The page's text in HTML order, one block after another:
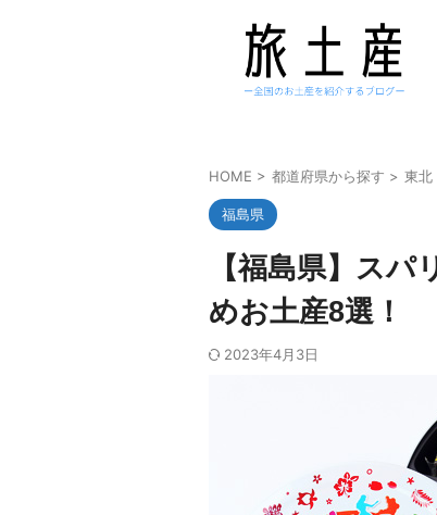
HOME > 都道府県から探す > 東北
福島県
【福島県】ス
めお土産8選！
2023年4月3日